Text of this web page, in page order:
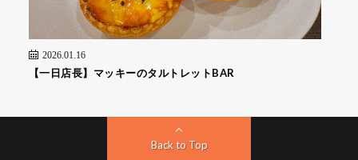
2026.01.16
【一日店長】マッキーのタルトレットBAR
Back to Top